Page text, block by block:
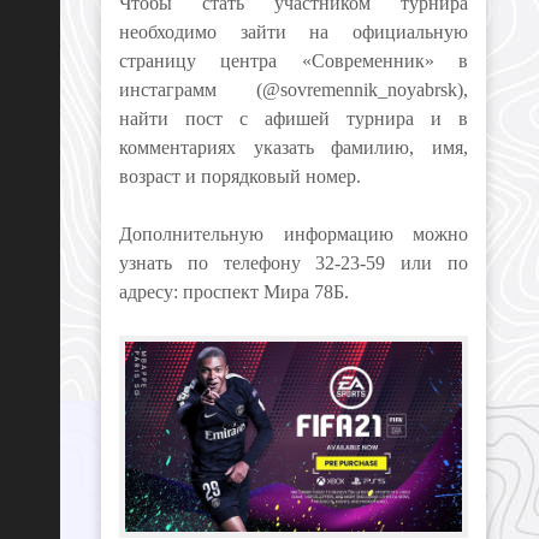
необходимо зайти на официальную
страницу центра «Современник» в
инстаграмм (@sovremennik_noyabrsk),
найти пост с афишей турнира и в
комментариях указать фамилию, имя,
возраст и порядковый номер.
Дополнительную информацию можно
узнать по телефону 32-23-59 или по
адресу: проспект Мира 78Б.